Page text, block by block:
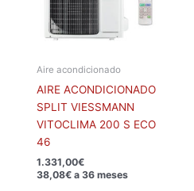
Aire acondicionado
AIRE ACONDICIONADO
SPLIT VIESSMANN
VITOCLIMA 200 S ECO
46
1.331,00€
38,08€ a 36 meses